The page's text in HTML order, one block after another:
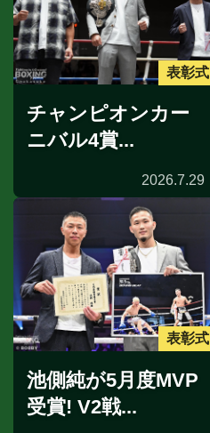
表彰式
チャンピオンカー
ニバル4賞...
2026.7.29
表彰式
池側純が5月度MVP
受賞! V2戦...